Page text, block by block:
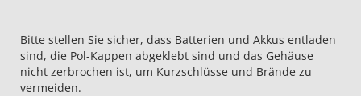
Bitte stellen Sie sicher, dass Batterien und Akkus entladen
sind, die Pol-Kappen abgeklebt sind und das Gehäuse
nicht zerbrochen ist, um Kurzschlüsse und Brände zu
vermeiden.